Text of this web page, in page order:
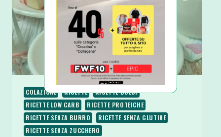
COLAZIONE RICETTE
RICETTE DOLCI
RICETTE LOW CARB
RICETTE PROTEICHE
RICETTE SENZA BURRO
RICETTE SENZA GLUTINE
RICETTE SENZA ZUCCHERO